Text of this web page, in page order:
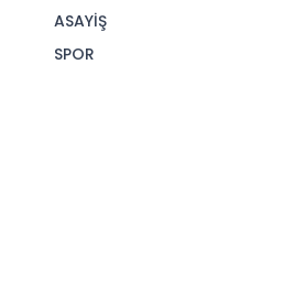
ASAYİŞ
SPOR